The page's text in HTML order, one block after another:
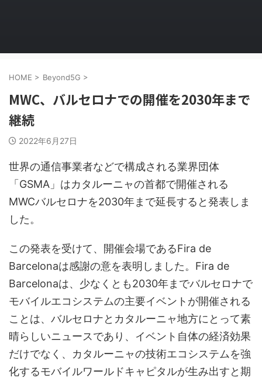
HOME > Beyond5G >
MWC、バルセロナでの開催を2030年まで
継続
2022年6月27日
世界の通信事業者などで構成される業界団体
「GSMA」はカタルーニャの首都で開催される
MWCバルセロナを2030年まで延長すると発表しま
した。
この発表を受けて、開催会場であるFira de
Barcelonaは感謝の意を表明しました。Fira de
Barcelonaは、少なくとも2030年までバルセロナで
モバイルエコシステムの主要イベントが開催される
ことは、バルセロナとカタルーニャ地方にとって素
晴らしいニュースであり、イベント自体の経済効果
だけでなく、カタルーニャの技術エコシステムを強
化するモバイルワールドキャピタルが生み出すと期